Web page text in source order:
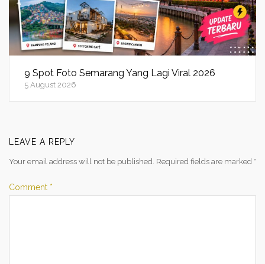
9 Spot Foto Semarang Yang Lagi Viral 2026
5 August 2026
LEAVE A REPLY
Your email address will not be published. Required fields are marked *
Comment *